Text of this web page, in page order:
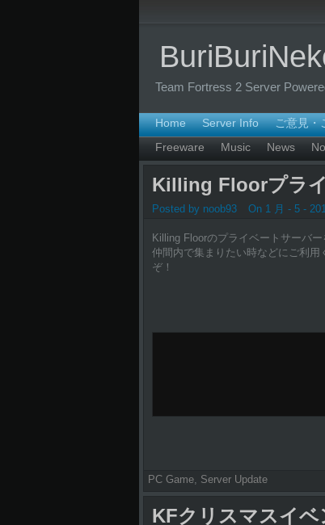
Team Fortress 2 Server
Home Server Info ご意見・
Freeware
Music News
Killing Floorプラ
Posted by noob93 On 1 月 - 5 -
Killing Floorのプライベートサーバ
仲間内で集まりたい時などにご利
ぞ！
PC Game, Server Update
KFクリスマスイベ